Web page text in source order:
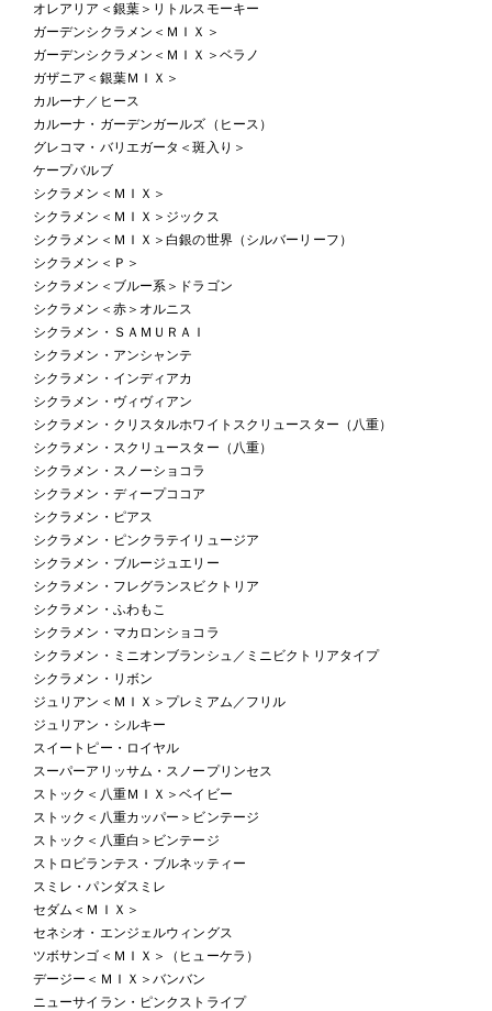
オレアリア＜銀葉＞リトルスモーキー
ガーデンシクラメン＜ＭＩＸ＞
ガーデンシクラメン＜ＭＩＸ＞ベラノ
ガザニア＜銀葉ＭＩＸ＞
カルーナ／ヒース
カルーナ・ガーデンガールズ（ヒース）
グレコマ・バリエガータ＜斑入り＞
ケープバルブ
シクラメン＜ＭＩＸ＞
シクラメン＜ＭＩＸ＞ジックス
シクラメン＜ＭＩＸ＞白銀の世界（シルバーリーフ）
シクラメン＜Ｐ＞
シクラメン＜ブルー系＞ドラゴン
シクラメン＜赤＞オルニス
シクラメン・ＳＡＭＵＲＡＩ
シクラメン・アンシャンテ
シクラメン・インディアカ
シクラメン・ヴィヴィアン
シクラメン・クリスタルホワイトスクリュースター（八重）
シクラメン・スクリュースター（八重）
シクラメン・スノーショコラ
シクラメン・ディープココア
シクラメン・ピアス
シクラメン・ピンクラテイリュージア
シクラメン・ブルージュエリー
シクラメン・フレグランスビクトリア
シクラメン・ふわもこ
シクラメン・マカロンショコラ
シクラメン・ミニオンブランシュ／ミニビクトリアタイプ
シクラメン・リボン
ジュリアン＜ＭＩＸ＞プレミアム／フリル
ジュリアン・シルキー
スイートピー・ロイヤル
スーパーアリッサム・スノープリンセス
ストック＜八重ＭＩＸ＞ベイビー
ストック＜八重カッパー＞ビンテージ
ストック＜八重白＞ビンテージ
ストロビランテス・ブルネッティー
スミレ・パンダスミレ
セダム＜ＭＩＸ＞
セネシオ・エンジェルウィングス
ツボサンゴ＜ＭＩＸ＞（ヒューケラ）
デージー＜ＭＩＸ＞バンバン
ニューサイラン・ピンクストライプ